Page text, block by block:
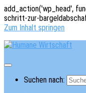
add_action('wp_head',
schritt-zur-
Zum Inhalt springen
Suchen nach: